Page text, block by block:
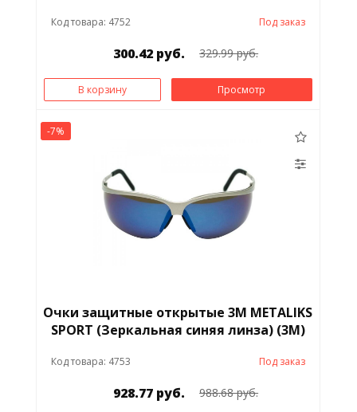
Код товара: 4752 Под заказ
300.42 руб. 329.99 руб.
В корзину Просмотр
-7%
Очки защитные открытые 3M METALIKS
SPORT (Зеркальная синяя линза) (3M)
Код товара: 4753 Под заказ
928.77 руб. 988.68 руб.